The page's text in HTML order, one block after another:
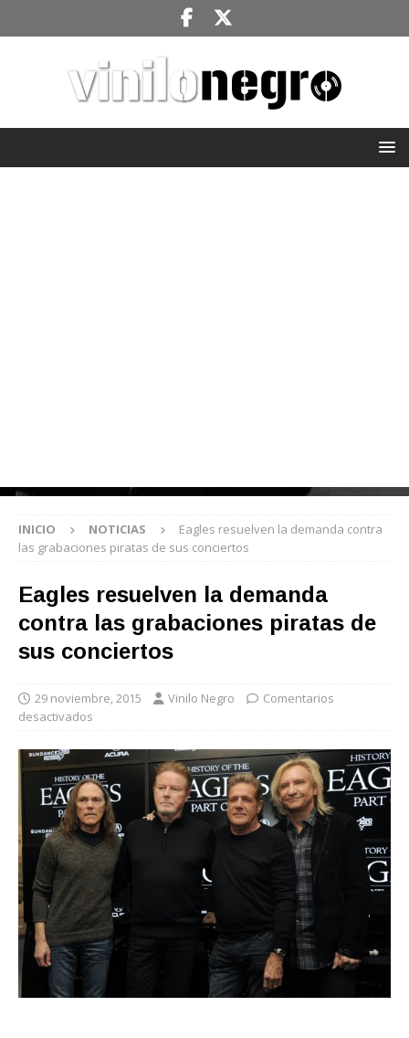
INICIO NOTICIAS
Eagles resuelven la demanda contra
las grabaciones piratas de sus conciertos
Eagles resuelven la demanda
contra las grabaciones piratas de
sus conciertos
29 noviembre, 2015 Vinilo Negro
Comentarios
desactivados